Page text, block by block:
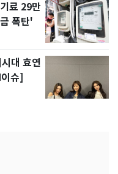
료 29만
폭탄'
대 효연
슈]